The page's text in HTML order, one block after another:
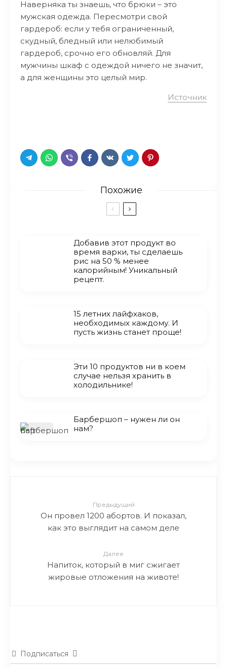
Наверняка ты знаешь, что брюки – это
мужская одежда. Пересмотри свой
гардероб: если у тебя ограниченный,
скудный, бледный или нелюбимый
гардероб, срочно его обновляй. Для
мужчины шкаф с одеждой ничего не значит,
а для женщины это целый мир.
Источник
Похожие
Добавив этот продукт во
время варки, ты сделаешь
рис на 50 % менее
калорийным! Уникальный
рецепт.
15 летних лайфхаков,
необходимых каждому. И
пусть жизнь станет проще!
Эти 10 продуктов ни в коем
случае нельзя хранить в
холодильнике!
Барбершоп – нужен ли он
нам?
Предыдущий
Он провел 1200 абортов. И показал,
как это выглядит на самом деле
Далее
Напиток, который в миг сжигает
жировые отложения на животе!
Подписаться